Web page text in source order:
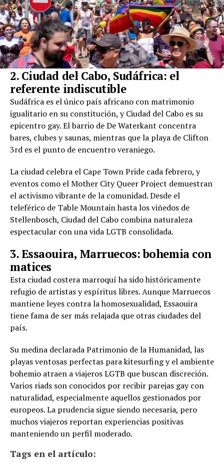
2. Ciudad del Cabo, Sudáfrica: el
referente indiscutible
Sudáfrica es el único país africano con matrimonio
igualitario en su constitución, y Ciudad del Cabo es su
epicentro gay. El barrio de De Waterkant concentra
bares, clubes y saunas, mientras que la playa de Clifton
3rd es el punto de encuentro veraniego.
La ciudad celebra el Cape Town Pride cada febrero, y
eventos como el Mother City Queer Project demuestran
el activismo vibrante de la comunidad. Desde el
teleférico de Table Mountain hasta los viñedos de
Stellenbosch, Ciudad del Cabo combina naturaleza
espectacular con una vida LGTB consolidada.
3. Essaouira, Marruecos: bohemia con
matices
Esta ciudad costera marroquí ha sido históricamente
refugio de artistas y espíritus libres. Aunque Marruecos
mantiene leyes contra la homosexualidad, Essaouira
tiene fama de ser más relajada que otras ciudades del
país.
Su medina declarada Patrimonio de la Humanidad, las
playas ventosas perfectas para kitesurfing y el ambiente
bohemio atraen a viajeros LGTB que buscan discreción.
Varios riads son conocidos por recibir parejas gay con
naturalidad, especialmente aquellos gestionados por
europeos. La prudencia sigue siendo necesaria, pero
muchos viajeros reportan experiencias positivas
manteniendo un perfil moderado.
Tags en el artículo: